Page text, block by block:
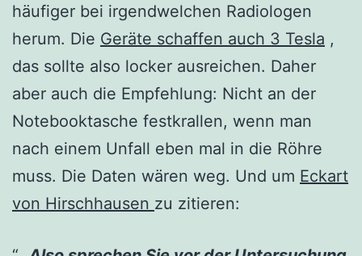
häufiger bei irgendwelchen Radiologen
herum. Die Geräte schaffen auch 3 Tesla ,
das sollte also locker ausreichen. Daher
aber auch die Empfehlung: Nicht an der
Notebooktasche festkrallen, wenn man
nach einem Unfall eben mal in die Röhre
muss. Die Daten wären weg. Und um Eckart
von Hirschhausen zu zitieren: